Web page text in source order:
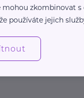
zkombinovat
používáte jejich